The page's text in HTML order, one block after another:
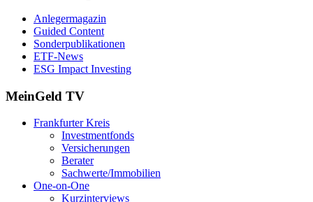
Anlegermagazin
Guided Content
Sonderpublikationen
ETF-News
ESG Impact Investing
MeinGeld TV
Frankfurter Kreis
Investmentfonds
Versicherungen
Berater
Sachwerte/Immobilien
One-on-One
Kurzinterviews